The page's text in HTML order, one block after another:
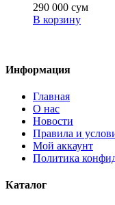
290 000 сум
В корзину
Информация
Главная
О нас
Новости
Правила и
Мой аккаунт
Политика
Каталог